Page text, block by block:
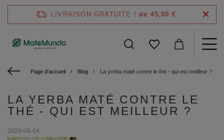
LIVRAISON GRATUITE ! de 45,00 €
Page d'accueil Blog La yerba maté contre le thé - qui est meilleur ?
LA YERBA MATÉ CONTRE LE
THÉ - QUI EST MEILLEUR ?
2020-08-04